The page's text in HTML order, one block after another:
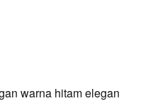
warna hitam elegan